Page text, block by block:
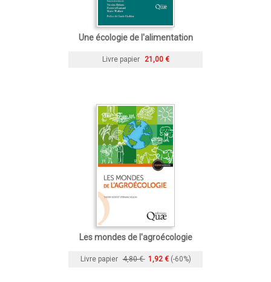
Une écologie de l'alimentation
Livre papier 21,00 €
Les mondes de l'agroécologie
Livre papier 4,80 € 1,92 € (-60%)